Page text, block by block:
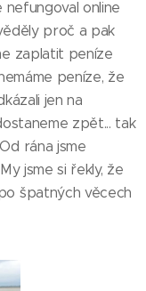
online
proč a pak
zaplatit peníze
peníze, že
jen na
zpět... tak
rána jsme
jsme si řekly, že
špatných věcech